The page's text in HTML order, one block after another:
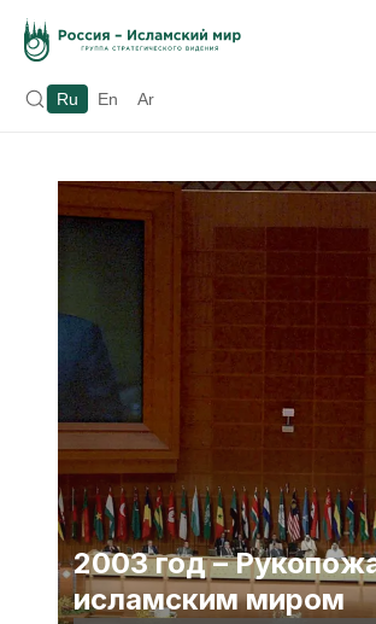
Ru En Ar
2003 год –
исламским миром